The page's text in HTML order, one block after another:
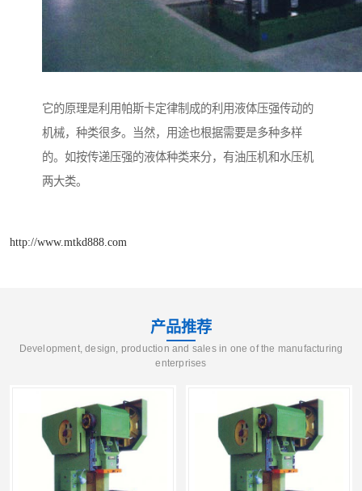
它的原理是利用帕斯卡定律制成的利用液体压强传动的
机械，种类很多。当然，用途也根据需要是多种多样
的。如按传递压强的液体种类来分，有油压机和水压机
两大类。
http://www.mtkd888.com
产品推荐
Development, design, production and sales in one of the manufacturing
enterprises